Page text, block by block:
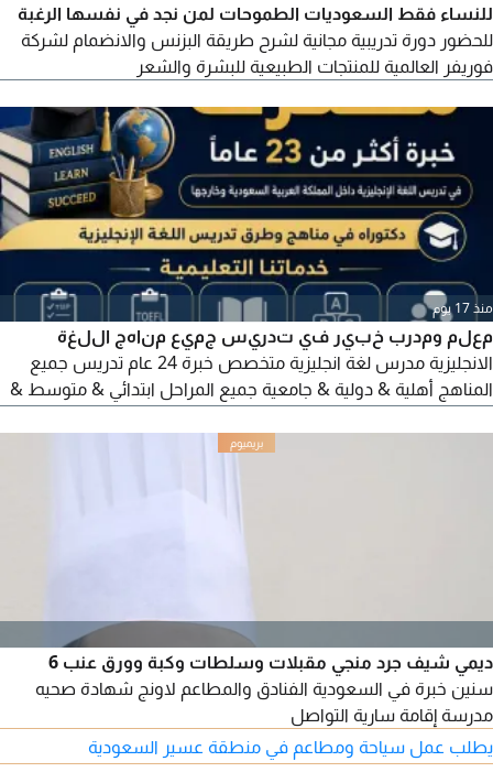
للنساء فقط السعوديات الطموحات لمن نجد في نفسها الرغبة
للحضور دورة تدريبية مجانية لشرح طريقة البزنس والانضمام لشركة
فوريفر العالمية للمنتجات الطبيعية للبشرة والشعر
منذ 17 يوم
معلم ومدرب خبير في تدريس جميع مناهج اللغة
الانجليزية مدرس لغة انجليزية متخصص خبرة 24 عام تدريس جميع
المناهج أهلية & دولية & جامعية جميع المراحل ابتدائي & متوسط &
حضوري أو اونلاين (عن بعد) شرح مبسط & متابعة مستمرة & نتائج
ديمي شيف جرد منجي مقبلات وسلطات وكبة وورق عنب 6
سنين خبرة في السعودية الفنادق والمطاعم لاونج شهادة صحيه
مدرسة إقامة سارية التواصل
يطلب عمل سياحة ومطاعم في منطقة عسير السعودية